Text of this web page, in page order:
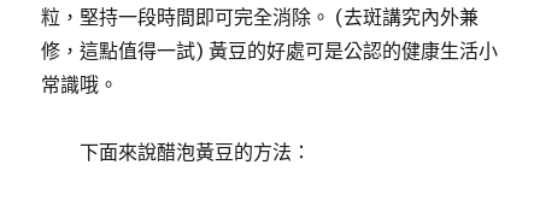
粒，堅持一段時間即可完全消除。 (去斑講究內外兼
修，這點值得一試) 黃豆的好處可是公認的健康生活小
常識哦。
下面來說醋泡黃豆的方法：